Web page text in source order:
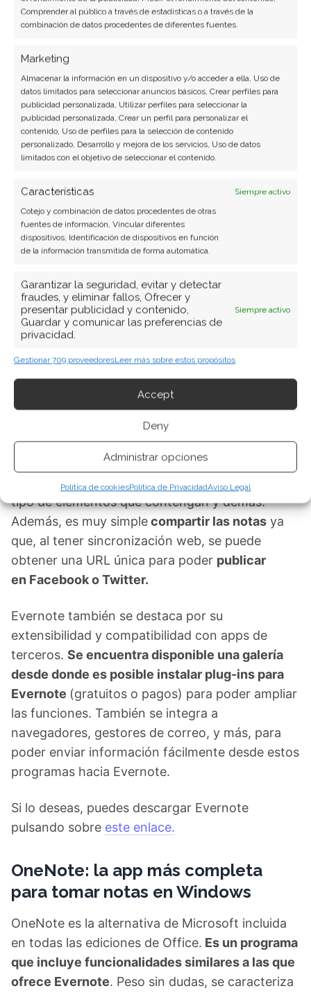
Comprender al público a través de estadísticas o a través de la
combinación de datos procedentes de diferentes fuentes.
Marketing
Almacenar la información en un dispositivo y/o acceder a ella, Uso de
datos limitados para seleccionar anuncios básicos, Crear perfiles para
publicidad personalizada, Utilizar perfiles para seleccionar la
publicidad personalizada, Crear un perfil para personalizar el
contenido, Uso de perfiles para la selección de contenido
personalizado, Desarrollo y mejora de los servicios, Uso de datos
limitados con el objetivo de seleccionar el contenido.
Características
Siempre activo
Cotejo y combinación de datos procedentes de otras
fuentes de información, Vincular diferentes
dispositivos, Identificación de dispositivos en función
de la información transmitida de forma automática.
Garantizar la seguridad, evitar y detectar
fraudes, y eliminar fallos, Ofrecer y
presentar publicidad y contenido,
Guardar y comunicar las preferencias de
privacidad.
Siempre activo
Gestionar 709 proveedoresLeer más sobre estos propósitos
Accept
Deny
Administrar opciones
Política de cookiesPolítica de PrivacidadAviso Legal
conoceremoslas mejores aplicaciones para
para Android.
aplicaciones con sincronización, sin
sincronización, pagas, gratuitas, y demás.
Empecemos:
Evernote: La forma más sencilla de
Evernote es una de las aplicaciones para tomar
notas más famosas. Su principal ventaja es el
amplio soporte para múltiples plataformas
Gracias a su capacidad para sincronizar con la
nube y con distintos tipos de dispositivos, se
podrá tener la seguridad de que las notas estén
dispone de muchísimas funciones.
Evernote también se destaca por las opciones
para organizar las notas.Se les puede añadir
etiquetas descriptivas, geolocalización, indicar el
autor y muchas otras características muy útiles.
También es posible agruparlas por fecha, por
tipo de elementos que contengan y demás.
Además, es muy simplecompartir las notas ya
que, al tener sincronización web, se puede
obtener una URL única para poder publicar
en Facebook o Twitter.
Evernote también se destaca por su
extensibilidad y compatibilidad con apps de
terceros. Se encuentra disponible una galería
desde donde es posible instalar plug-ins para
Evernote (gratuitos o pagos) para poder ampliar
las funciones. También se integra a
navegadores, gestores de correo, y más, para
poder enviar información fácilmente desde estos
programas hacia Evernote.
Si lo deseas, puedes descargar Evernote
pulsando sobre este enlace.
OneNote: la app más completa
para tomar notas en Windows
OneNote es la alternativa de Microsoft incluida
en todas las ediciones de Office. Es un programa
que incluye funcionalidades similares a las que
ofrece Evernote. Peso sin dudas, se caracteriza